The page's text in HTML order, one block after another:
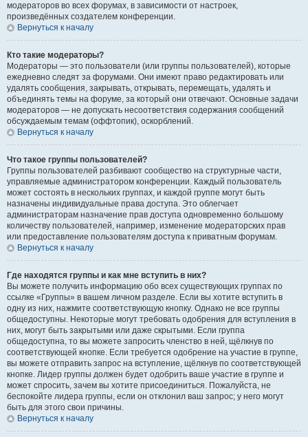
модераторов во всех форумах, в зависимости от настроек,
произведённых создателем конференции.
Вернуться к началу
Кто такие модераторы?
Модераторы — это пользователи (или группы пользователей), которые
ежедневно следят за форумами. Они имеют право редактировать или
удалять сообщения, закрывать, открывать, перемещать, удалять и
объединять темы на форуме, за который они отвечают. Основные задачи
модераторов — не допускать несоответствия содержания сообщений
обсуждаемым темам (оффтопик), оскорблений.
Вернуться к началу
Что такое группы пользователей?
Группы пользователей разбивают сообщество на структурные части,
управляемые администратором конференции. Каждый пользователь
может состоять в нескольких группах, и каждой группе могут быть
назначены индивидуальные права доступа. Это облегчает
администраторам назначение прав доступа одновременно большому
количеству пользователей, например, изменение модераторских прав
или предоставление пользователям доступа к приватным форумам.
Вернуться к началу
Где находятся группы и как мне вступить в них?
Вы можете получить информацию обо всех существующих группах по
ссылке «Группы» в вашем личном разделе. Если вы хотите вступить в
одну из них, нажмите соответствующую кнопку. Однако не все группы
общедоступны. Некоторые могут требовать одобрения для вступления в
них, могут быть закрытыми или даже скрытыми. Если группа
общедоступна, то вы можете запросить членство в ней, щёлкнув по
соответствующей кнопке. Если требуется одобрение на участие в группе,
вы можете отправить запрос на вступление, щёлкнув по соответствующей
кнопке. Лидер группы должен будет одобрить ваше участие в группе и
может спросить, зачем вы хотите присоединиться. Пожалуйста, не
беспокойте лидера группы, если он отклонил ваш запрос; у него могут
быть для этого свои причины.
Вернуться к началу